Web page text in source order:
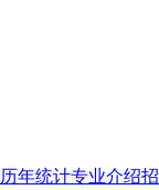
历年统计专业介绍